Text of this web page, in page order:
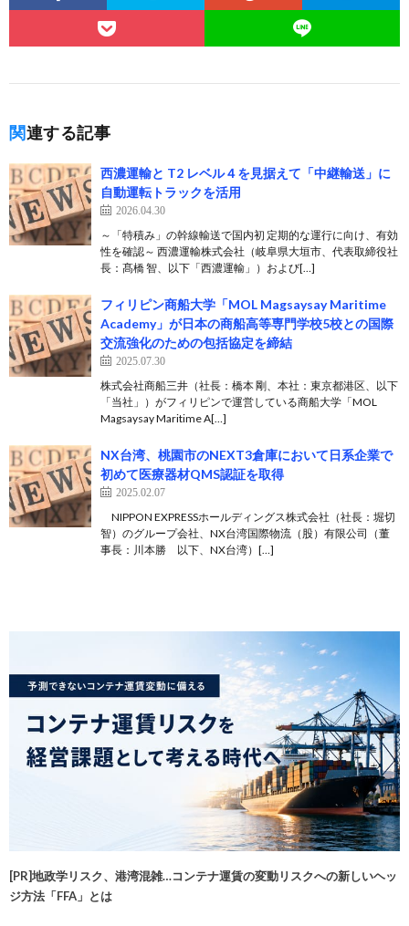
関連する記事
西濃運輸と T2 レベル４を見据えて「中継輸送」に
自動運転トラックを活用
2026.04.30
～「特積み」の幹線輸送で国内初 定期的な運行に向け、有効
性を確認～ 西濃運輸株式会社（岐阜県大垣市、代表取締役社
長：髙橋 智、以下「西濃運輸」）および[…]
フィリピン商船大学「MOL Magsaysay Maritime
Academy」が日本の商船高等専門学校5校との国際
交流強化のための包括協定を締結
2025.07.30
株式会社商船三井（社長：橋本 剛、本社：東京都港区、以下
「当社」）がフィリピンで運営している商船大学「MOL
Magsaysay Maritime A[…]
NX台湾、桃園市のNEXT3倉庫において日系企業で
初めて医療器材QMS認証を取得
2025.02.07
NIPPON EXPRESSホールディングス株式会社（社長：堀切
智）のグループ会社、NX台湾国際物流（股）有限公司（董
事長：川本勝 以下、NX台湾）[…]
[PR]地政学リスク、港湾混雑…コンテナ運賃の変動リスクへの新しいヘッ
ジ方法「FFA」とは